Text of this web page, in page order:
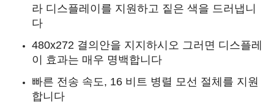
라 디스플레이를 지원하고 짙은 색을 드러냅니
다
480x272 결의안을 지지하시오 그러면 디스플레
이 효과는 매우 명백합니다
빠른 전송 속도, 16 비트 병렬 모선 절체를 지원
합니다